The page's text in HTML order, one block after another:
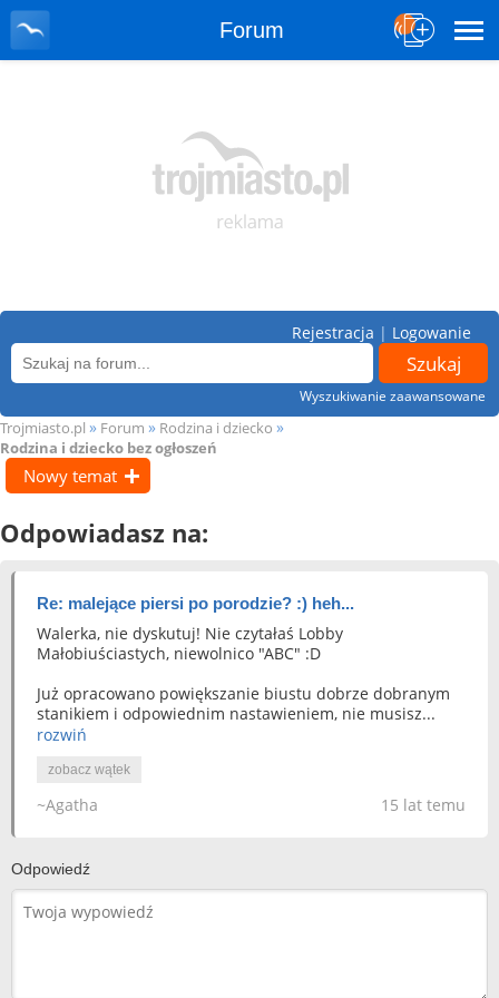
Forum
Wyszukiwanie zaawansowane
Rejestracja | Logowanie
Trojmiasto.pl » Forum » Rodzina i dziecko »
Rodzina i dziecko bez ogłoszeń
Nowy temat
Odpowiadasz na:
Re: malejące piersi po porodzie? :) heh...
Walerka, nie dyskutuj! Nie czytałaś Lobby
Małobiuściastych, niewolnico "ABC" :D
Już opracowano powiększanie biustu dobrze dobranym
stanikiem i odpowiednim nastawieniem, nie musisz...
rozwiń
zobacz wątek
15 lat temu
~Agatha
Odpowiedź